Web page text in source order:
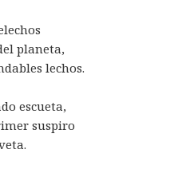
planeta,
lechos.
escueta,
suspiro